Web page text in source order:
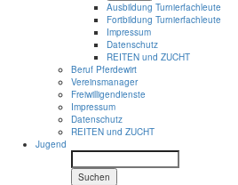
Ausbildung Turnierfachleute
Fortbildung Turnierfachleute
Impressum
Datenschutz
REITEN und ZUCHT
Beruf Pferdewirt
Vereinsmanager
Freiwilligendienste
Impressum
Datenschutz
REITEN und ZUCHT
Jugend
Suchen